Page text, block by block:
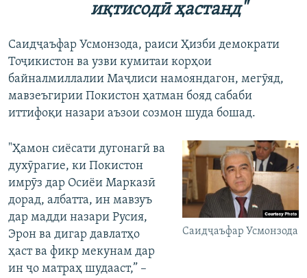
иқтисодӣ ҳастанд"
Саидҷаъфар Усмонзода, раиси Ҳизби демократи
Тоҷикистон ва узви кумитаи корҳои
байналмиллалии Маҷлиси намояндагон, мегӯяд,
мавзеъгирии Покистон ҳатман бояд сабаби
иттифоқи назари аъзои созмон шуда бошад.
Саидҷаъфар Усмонзода
"Ҳамон сиёсати дугонагӣ ва
духӯрагие, ки Покистон
имрӯз дар Осиёи Марказӣ
дорад, албатта, ин мавзуъ
дар мадди назари Русия,
Эрон ва дигар давлатҳо
ҳаст ва фикр мекунам дар
ин ҷо матраҳ шудааст,” –